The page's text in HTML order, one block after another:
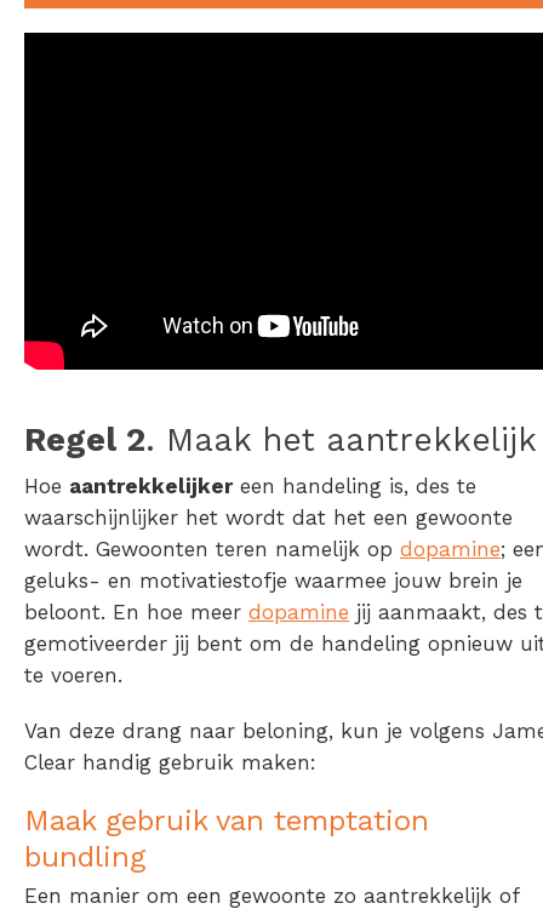
Regel 2. Maak het aantrekkelijk
Hoe aantrekkelijkereen handeling is, des te
waarschijnlijker het wordt dat het een gewoonte
wordt. Gewoonten teren namelijk op dopamine;
geluks- en motivatiestofje waarmee jouw brein je
beloont. En hoe meer dopamine jij aanmaakt, des
gemotiveerder jij bent om de handeling opnieuw
te voeren.
Van deze drang naar beloning, kun je volgens
Clear handig gebruik maken:
Maak gebruik van temptation
bundling
Een manier om een gewoonte zo aantrekkelijk of